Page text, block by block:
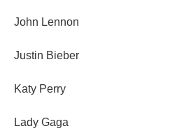
John Lennon
Justin Bieber
Katy Perry
Lady Gaga